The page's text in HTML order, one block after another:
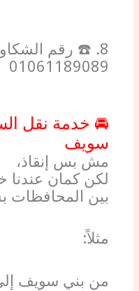
8. ☎️ رقم
01061189089
🚘 خدمة نقل
سويف
مش بس إنقاذ،
لكن كمان عندنا
بين
مثلاً:
من بني سويف